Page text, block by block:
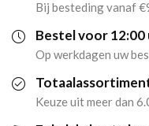
(24
stuks)
aantal
Bij besteding vanaf
Bestel voor 12:00
Op werkdagen uw
Keuze uit meer dan